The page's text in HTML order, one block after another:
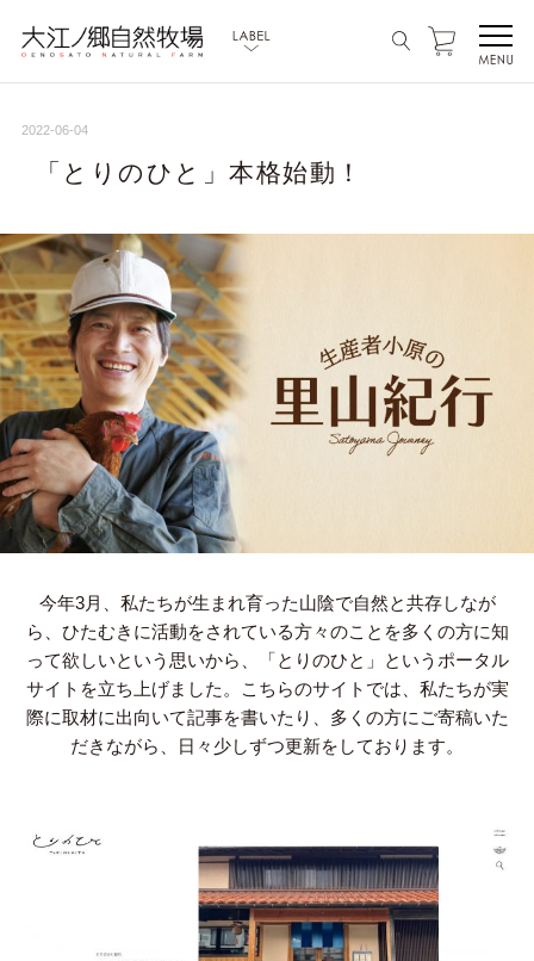
2022-06-04
「とりのひと」本格始動！
今年3月、私たちが生まれ育った山陰で自然と共存しなが
ら、ひたむきに活動をされている方々のことを多くの方に知
って欲しいという思いから、「とりのひと」というポータル
サイトを立ち上げました。こちらのサイトでは、私たちが実
際に取材に出向いて記事を書いたり、多くの方にご寄稿いた
だきながら、日々少しずつ更新をしております。